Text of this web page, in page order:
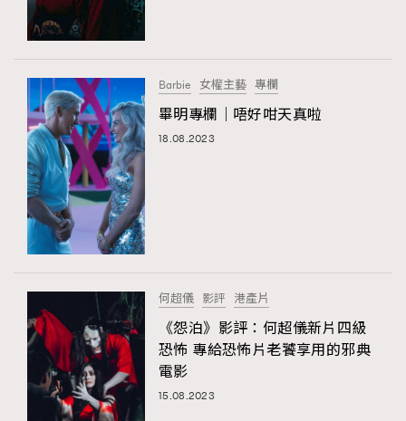
Barbie 女權主藝 專欄
畢明專欄｜唔好咁天真啦
18.08.2023
何超儀 影評 港產片
《怨泊》影評：何超儀新片四級
恐怖 專給恐怖片老饕享用的邪典
電影
15.08.2023